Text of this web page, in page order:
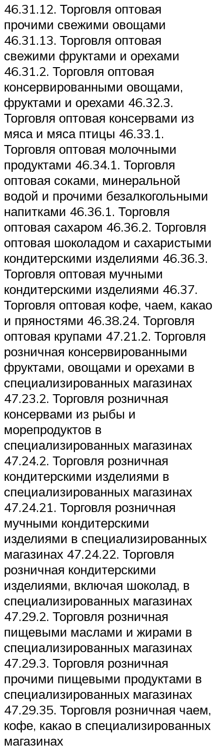
46.31.12. Торговля оптовая
прочими свежими овощами
46.31.13. Торговля оптовая
свежими фруктами и орехами
46.31.2. Торговля оптовая
консервированными овощами,
фруктами и орехами 46.32.3.
Торговля оптовая консервами из
мяса и мяса птицы 46.33.1.
Торговля оптовая молочными
продуктами 46.34.1. Торговля
оптовая соками, минеральной
водой и прочими безалкогольными
напитками 46.36.1. Торговля
оптовая сахаром 46.36.2. Торговля
оптовая шоколадом и сахаристыми
кондитерскими изделиями 46.36.3.
Торговля оптовая мучными
кондитерскими изделиями 46.37.
Торговля оптовая кофе, чаем, какао
и пряностями 46.38.24. Торговля
оптовая крупами 47.21.2. Торговля
розничная консервированными
фруктами, овощами и орехами в
специализированных магазинах
47.23.2. Торговля розничная
консервами из рыбы и
морепродуктов в
специализированных магазинах
47.24.2. Торговля розничная
кондитерскими изделиями в
специализированных магазинах
47.24.21. Торговля розничная
мучными кондитерскими
изделиями в специализированных
магазинах 47.24.22. Торговля
розничная кондитерскими
изделиями, включая шоколад, в
специализированных магазинах
47.29.2. Торговля розничная
пищевыми маслами и жирами в
специализированных магазинах
47.29.3. Торговля розничная
прочими пищевыми продуктами в
специализированных магазинах
47.29.35. Торговля розничная чаем,
кофе, какао в специализированных
магазинах